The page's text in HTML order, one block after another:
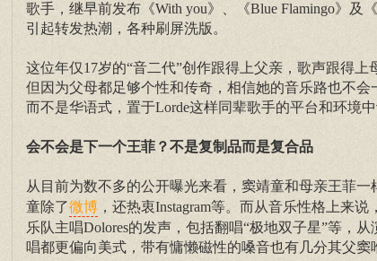
歌手，继早前发布《With you》、《Blue Flamingo》及
引起转发热潮，各种刷屏洗版。
这位年仅17岁的“音二代”创作跟得上父亲，歌声跟得
但因为父母都足够个性和传奇，相信她的音乐路也不
而不是华语式，置于Lorde这样同辈歌手的平台和环境
会不会是下一个王菲？不是复制品而是复合品
从目前为数不多的公开曝光来看，窦靖童和母亲王菲
童除了微博 ，还热衷Instagram等。而从音乐性格上来
乐队主唱Dolores的发声，包括翻唱“极地双子星”等，
唱都更偏向美式，带有慵懒磁性的嗓音也有几分其父窦